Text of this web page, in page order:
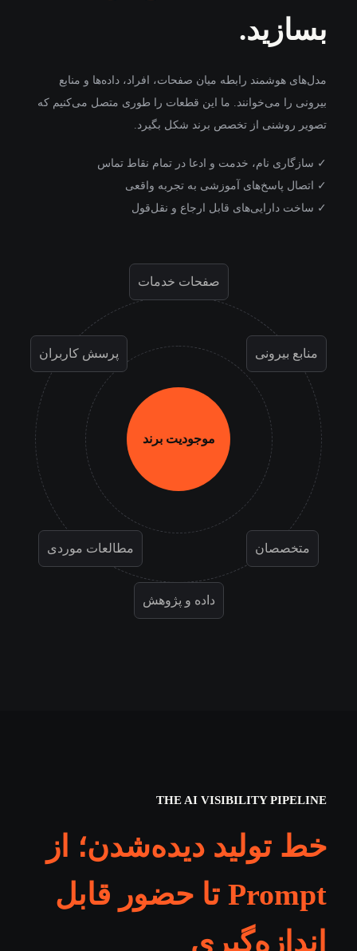
بسازید.
مدل‌های هوشمند رابطه میان صفحات، افراد، داده‌ها و منابع
بیرونی را می‌خوانند. ما این قطعات را طوری متصل می‌کنیم که
تصویر روشنی از تخصص برند شکل بگیرد.
✓ سازگاری نام، خدمت و ادعا در تمام نقاط تماس
✓ اتصال پاسخ‌های آموزشی به تجربه واقعی
✓ ساخت دارایی‌های قابل ارجاع و نقل‌قول
موجودیت برند
صفحات خدمات
پرسش کاربران
مطالعات موردی
داده و پژوهش
متخصصان
منابع بیرونی
THE AI VISIBILITY PIPELINE
خط تولید دیده‌شدن؛ از
Prompt تا حضور قابل
اندازه‌گیری